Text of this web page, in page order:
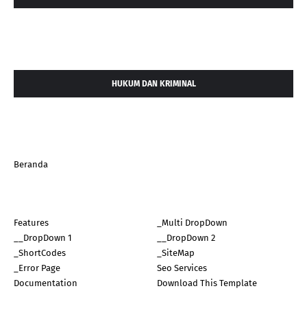
HUKUM DAN KRIMINAL
Beranda
Features
_Multi DropDown
__DropDown 1
__DropDown 2
_ShortCodes
_SiteMap
_Error Page
Seo Services
Documentation
Download This Template